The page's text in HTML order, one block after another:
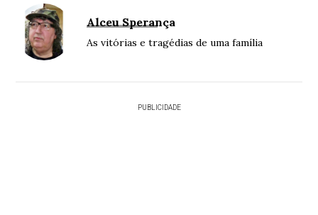
Alceu Sperança
As vitórias e tragédias de uma família
PUBLICIDADE